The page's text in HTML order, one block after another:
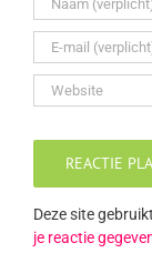
Deze site
je reactie